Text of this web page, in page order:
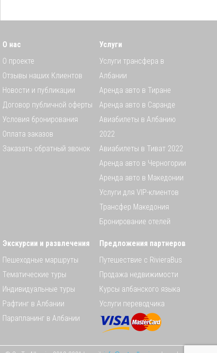
О нас
О проекте
Отзывы наших Клиентов
Новости и публикации
Договор публичной оферты
Условия бронирования
Оплата заказов
Заказать обратный звонок
Услуги
Услуги трансфера в
Албании
Аренда авто в Тиране
Аренда авто в Саранде
Авиабилеты в Албанию
2022
Авиабилеты в Тиват 2022
Аренда авто в Черногории
Аренда авто в Македонии
Услуги для VIP-клиентов
Трансфер Македония
Бронирование отелей
Экскурсии и развлечения
Пешеходные маршруты
Тематические туры
Индивидуальные туры
Рафтинг в Албании
Парапланинг в Албании
Предложения партнеров
Путешествие с RivieraBus
Продажа недвижимости
Курсы албанского языка
Услуги переводчика